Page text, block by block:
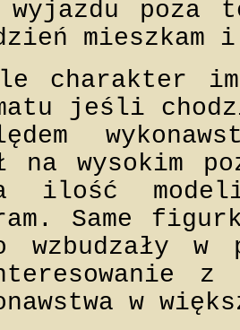
wyjazdu poza
mieszkam
charakter
jeśli
na wysokim
ilość
Same
wzbudzały w
z
w